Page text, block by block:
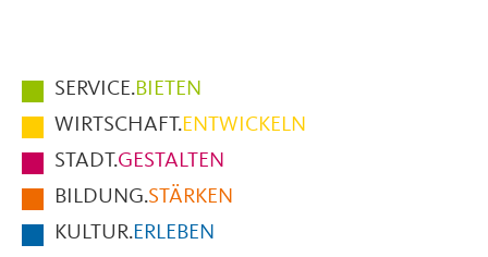
Hauptmenüpunkte
im
Fußbereich
der
Seite
SERVICE.BIETEN
WIRTSCHAFT.ENTWICKELN
STADT.GESTALTEN
BILDUNG.STÄRKEN
KULTUR.ERLEBEN